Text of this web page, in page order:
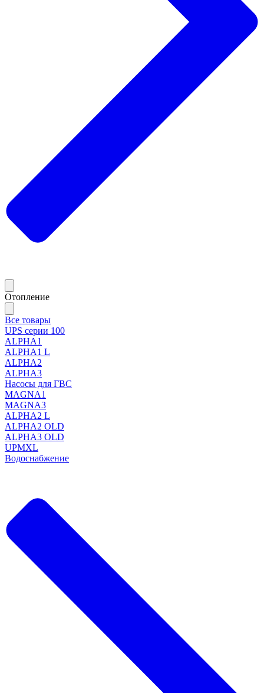
Отопление
Все товары
UPS серии 100
ALPHA1
ALPHA1 L
ALPHA2
ALPHA3
Насосы для ГВС
MAGNA1
MAGNA3
ALPHA2 L
ALPHA2 OLD
ALPHA3 OLD
UPMXL
Водоснабжение